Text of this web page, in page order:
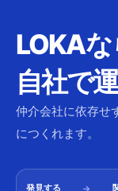
LOKAな
自社で
仲介会社に依存せ
につくれます。
発見する →